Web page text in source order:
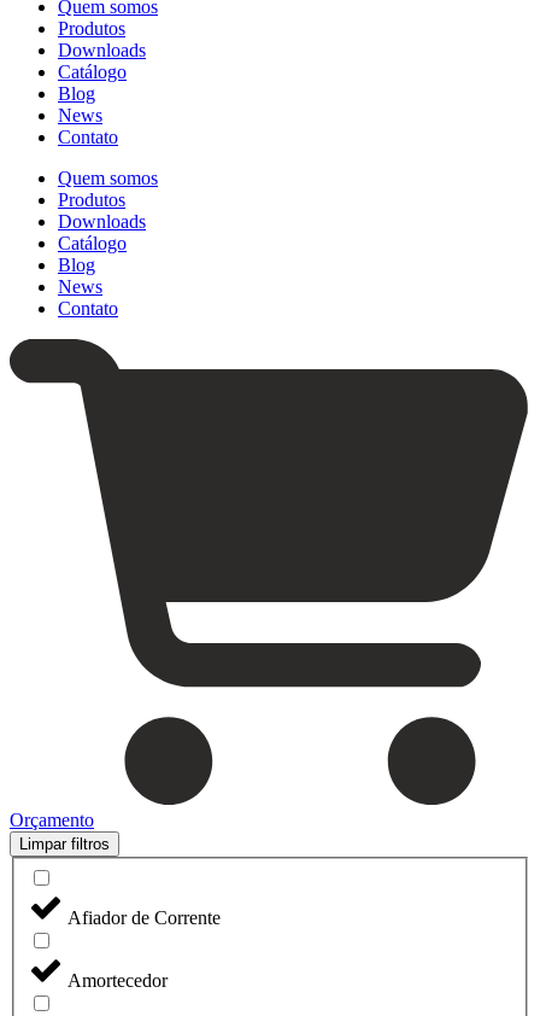
Quem somos
Produtos
Downloads
Catálogo
Blog
News
Contato
Quem somos
Produtos
Downloads
Catálogo
Blog
News
Contato
Orçamento
Limpar filtros
Afiador de Corrente
Amortecedor